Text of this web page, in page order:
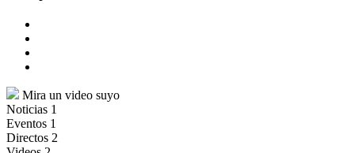
Mira un video suyo
Noticias 1
Eventos 1
Directos 2